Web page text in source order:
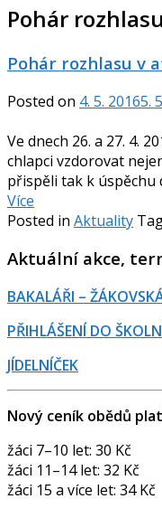
Pohár rozhlasu
Pohár rozhlasu v
Posted on 4. 5. 20165.
Ve dnech 26. a 27. 4.
chlapci vzdorovat
přispěli tak k úspěchu
Více
Posted in Aktuality
Aktuální akce,
BAKALÁŘI –
PŘIHLÁŠENÍ DO
JÍDELNÍČEK
Nový ceník obědů
žáci 7–10 let: 30 Kč
žáci 11–14 let: 32 Kč
žáci 15 a více let: 34 Kč